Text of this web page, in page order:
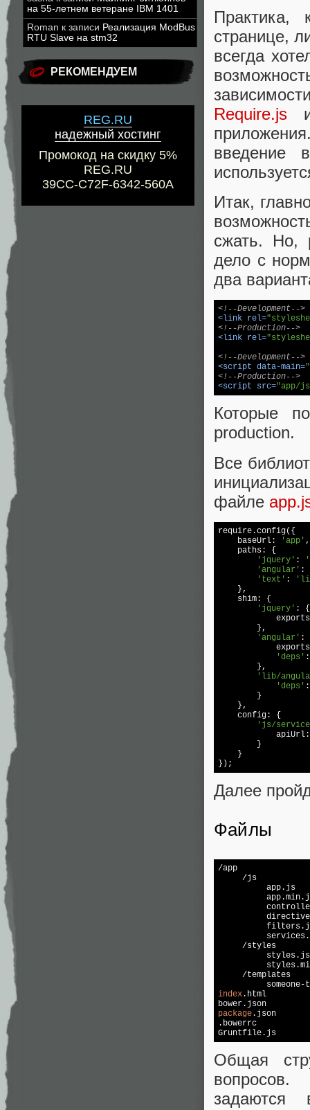
на 55-летнем ветеране IBM 1401
Roman к записи Реализация ModBus
RTU Slave на stm32
РЕКОМЕНДУЕМ
REG.RU
надежный хостинг
Промокод на скидку 5%
REG.RU
39CC-C72F-6342-560A
Практика,
странице,
всегда
Require.js
введение
Итак,
сжать. Но,
дело с
два
<!--Development-->
<link rel=
<!--Production-->
<link rel=
<!--Development-->
<script data-main=
<!--Production-->
<script src="app/
Которые
production.
Все
файле
require.config({
    baseUrl:
'app' ,
    paths: {
'jquery' :
'angular' :
'text' :
    },
    shim: {
'jquery' : {
        },
'angular' :
'deps'
        },
'lib/
'deps'
        }
    },
    config: {
'js/
        }
    }
Далее
Файлы
/app
     /js
          app.js
     /styles
     /templates
index.html
package.json
.bowerrc
Общая
вопросов.
задаются